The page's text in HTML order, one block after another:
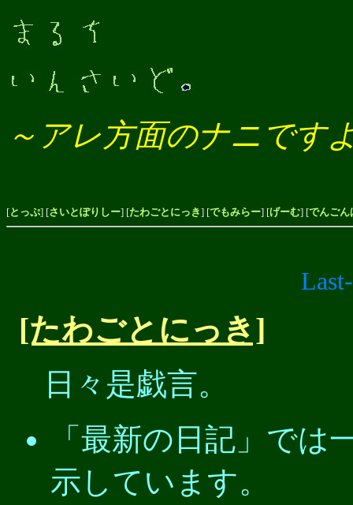
～アレ方面のナニです
[とっぷ] [さいとぽりしー] [たわごとにっき] [でもみらー] [げーむ] [でんごん
[たわごとにっき]
日々是戯言。
「最新の日記」では
示しています。